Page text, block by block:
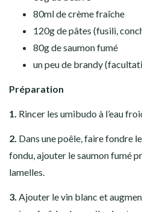
80ml de crème fraîche
120g de pâtes (fusili,
80g de saumon fumé
un peu de brandy
Préparation
1. Rincer les umibudo à l’eau
2. Dans une poêle, faire fondre
fondu, ajouter le saumon fumé
lamelles.
3. Ajouter le vin blanc et